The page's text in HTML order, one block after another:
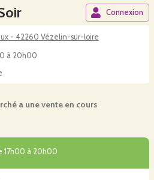
Connexion
- 42260 Vézelin-sur-loire
à 20h00
a une vente en cours
17h00 à 20h00